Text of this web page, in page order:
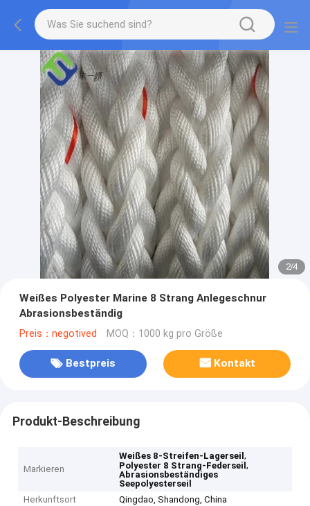
2/4
Weißes Polyester Marine 8 Strang Anlegeschnur
Abrasionsbeständig
Preis：negotived MOQ：1000 kg pro Größe
Bestpreis Kontakt
Produkt-Beschreibung
Markieren
Weißes 8-Streifen-Lagerseil,
Polyester 8 Strang-Federseil,
Abrasionsbeständiges
Seepolyesterseil
Herkunftsort
Qingdao, Shandong, China